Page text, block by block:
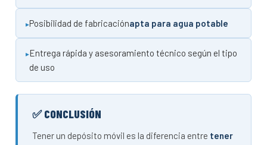
Posibilidad de fabricaciónapta para agua potable
Entrega rápida y asesoramiento técnico según el tipo
de uso
✅ CONCLUSIÓN
Tener un depósito móvil es la diferencia entre tener